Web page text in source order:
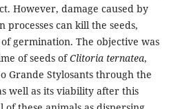
However, damage caused by
processes can kill the seeds,
germination. The objective was
of seeds ofClitoria ternatea,
Grande Stylosants through the
well as its viability after this